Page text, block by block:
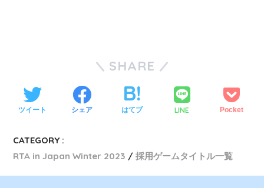
SHARE
ツイート シェア はてブ LINE Pocket
CATEGORY :
RTA in Japan Winter 2023
採用ゲームタイトル一覧